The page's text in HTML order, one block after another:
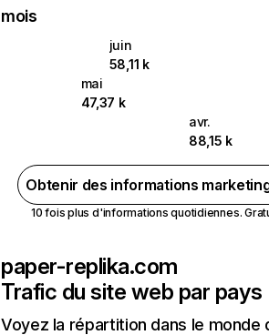
mois
juin
58,11 k
mai
47,37 k
avr.
88,15 k
Obtenir des informations
10 fois plus d'informations quotidiennes.
paper-replika.com
Trafic du site web par pays
Voyez la répartition dans le monde